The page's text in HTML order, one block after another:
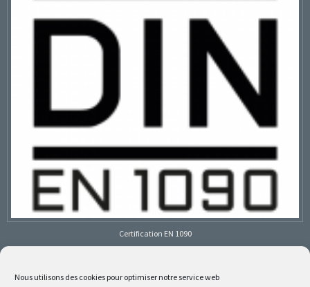
Nous utilisons des cookies pour optimiser notre service web
Certification EN 1090